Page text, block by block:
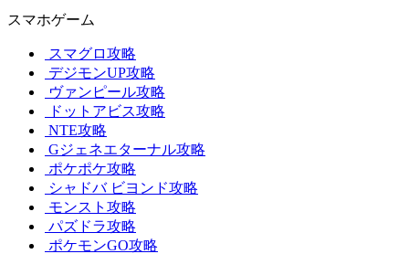
スマホゲーム
スマグロ攻略
デジモンUP攻略
ヴァンピール攻略
ドットアビス攻略
NTE攻略
Gジェネエターナル攻略
ポケポケ攻略
シャドバ ビヨンド攻略
モンスト攻略
パズドラ攻略
ポケモンGO攻略